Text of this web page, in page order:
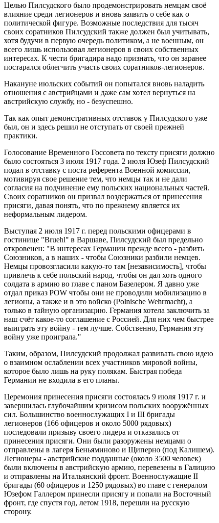
Целью Пилсудского было продемонстрировать немцам своё
влияние среди легионеров и вновь заявить о себе как о
политической фигуре. Возможные последствия для тысяч
своих соратников Пилсудский также должен был учитывать,
хотя будучи в первую очередь политиком, а не военным, он
всего лишь использовал легионеров в своих собственных
интересах. К чести бригадира надо признать, что он заранее
постарался облегчить участь своих соратников-легионеров.
Накануне июльских событий он попытался вновь наладить
отношения с австрийцами и даже сам хотел вернуться на
австрийскую службу, но - безуспешно.
Так как опыт демонстративных отставок у Пилсудского уже
был, он и здесь решил не отступать от своей прежней
практики.
Голосование Временного Госсовета по тексту присяги должно
было состояться 3 июля 1917 года. 2 июля Юзеф Пилсудский
подал в отставку с поста референта Военной комиссии,
мотивируя свое решение тем, что немцы так и не дали
согласия на подчинение ему польских национальных частей.
Своих соратников он призвал воздержаться от принесения
присяги, давая понять, что по прежнему является их
неформальным лидером.
Выступая 2 июля 1917 г. перед польскими офицерами в
гостинице "Bruehl" в Варшаве, Пилсудский был предельно
откровенен: "В интересах Германии прежде всего - разбить
Союзников, а в наших - чтобы Союзники разбили немцев.
Немцы провозгласили какую-то там [независимость], чтобы
привлечь к себе польский народ, чтобы он дал хоть одного
солдата в армию во главе с паном Базелером. Я давно уже
отдал приказ POW чтобы они не проводили мобилизацию в
легионы, а также и в это войско (Polnische Wehrmacht), а
только в тайную организацию. Германия хотела заключить за
наш счёт какое-то соглашение с Россией. Для них чем быстрее
выиграть эту войну - тем лучше. Собственно, Германия эту
войну уже проиграла."
Таким, образом, Пилсудский продолжал развивать свою идею
о взаимном ослаблении всех участников мировой войны,
которое было лишь на руку полякам. Быстрая победа
Германии не входила в его планы.
Церемония принесения присяги состоялась 9 июля 1917 г. и
завершилась глубочайшим кризисом польских вооружённых
сил. Большинство военнослужащих I и III бригады
легионеров (166 офицеров и около 5000 рядовых)
последовали призыву своего лидера и отказались от
принесения присяги. Они были разоружены немцами о
отправлены в лагеря Беньяминово и Щиперно (под Калишем).
Легионеры - австрийские подданные (около 3500 человек)
были включены в австрийскую армию, перевезены в Галицию
и отправлены на Итальянский фронт. Военнослужащие II
бригады (60 офицеров и 1250 рядовых) во главе с генералом
Юзефом Галлером принесли присягу и попали на Восточный
фронт, где спустя год, летом 1918, перешли на русскую
сторону.